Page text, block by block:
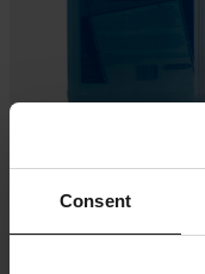
Consent27 Recensioner
Rengöringmedel BO